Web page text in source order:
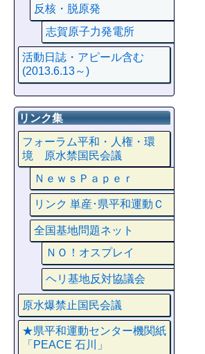
反核・脱原発
志賀原子力発電所
活動日誌・アピール含む
(2013.6.13～)
リンク集
フォーラム平和・人権・環
境 原水禁国民会議
ＮｅｗｓＰａｐｅｒ
リンク 単産･県平和運動Ｃ
全国基地問題ネット
ＮＯ！オスプレイ
ヘリ基地反対協議会
原水爆禁止国民会議
★県平和運動センター機関紙
「PEACE 石川」